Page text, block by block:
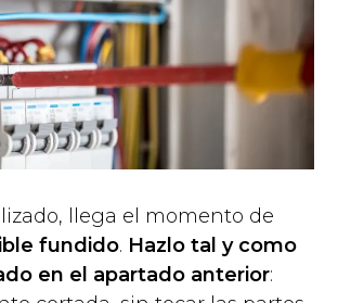
llega el momento de
fundido. Hazlo tal y como
en el apartado anterior: